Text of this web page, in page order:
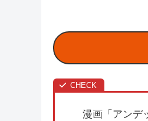
漫画「アンデ